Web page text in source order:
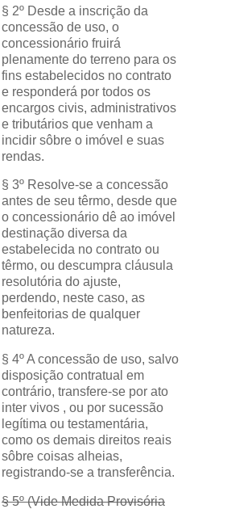
§ 2º Desde a inscrição da
concessão de uso, o
concessionário fruirá
plenamente do terreno para os
fins estabelecidos no contrato
e responderá por todos os
encargos civis, administrativos
e tributários que venham a
incidir sôbre o imóvel e suas
rendas.
§ 3º Resolve-se a concessão
antes de seu têrmo, desde que
o concessionário dê ao imóvel
destinação diversa da
estabelecida no contrato ou
têrmo, ou descumpra cláusula
resolutória do ajuste,
perdendo, neste caso, as
benfeitorias de qualquer
natureza.
§ 4º A concessão de uso, salvo
disposição contratual em
contrário, transfere-se por ato
inter vivos , ou por sucessão
legítima ou testamentária,
como os demais direitos reais
sôbre coisas alheias,
registrando-se a transferência.
§ 5º (Vide Medida Provisória